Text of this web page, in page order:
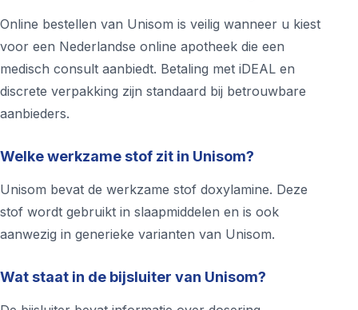
Online bestellen van Unisom is veilig wanneer u kiest
voor een Nederlandse online apotheek die een
medisch consult aanbiedt. Betaling met iDEAL en
discrete verpakking zijn standaard bij betrouwbare
aanbieders.
Welke werkzame stof zit in Unisom?
Unisom bevat de werkzame stof doxylamine. Deze
stof wordt gebruikt in slaapmiddelen en is ook
aanwezig in generieke varianten van Unisom.
Wat staat in de bijsluiter van Unisom?